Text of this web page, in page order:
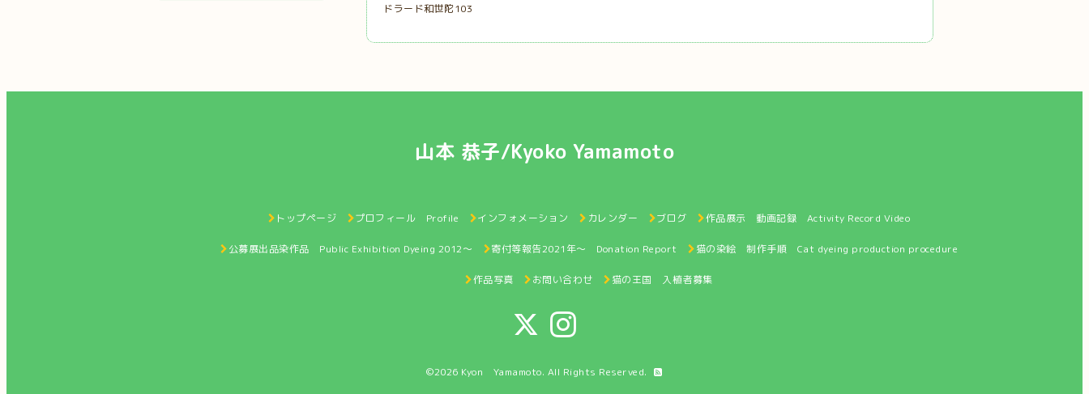
ドラード和世陀103
山本 恭子/Kyoko Yamamoto
トップページ プロフィール Profile インフォメーション カレンダー ブログ 作品展示 動画記録 Activity Record Video
公募展出品染作品 Public Exhibition Dyeing 2012～ 寄付等報告2021年〜 Donation Report 猫の染絵 制作手順 Cat dyeing production procedure
作品写真 お問い合わせ 猫の王国 入植者募集
©2026 Kyon Yamamoto. All Rights Reserved.